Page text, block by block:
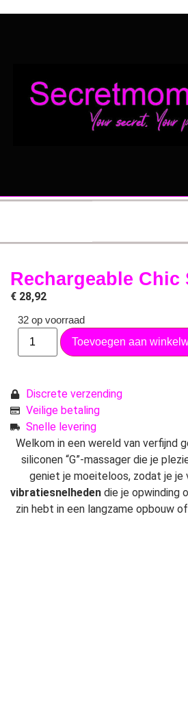
Rechargeable Chic
€ 28,92
32 op voorraad
Toevoegen aan
Discrete verzending
Veilige betaling
Snelle levering
Welkom in een wereld van verfijnd
siliconen “G”-massager die je
geniet je moeiteloos, zodat je
vibratiesnelheden die je opwinding
zin hebt in een langzame opbouw